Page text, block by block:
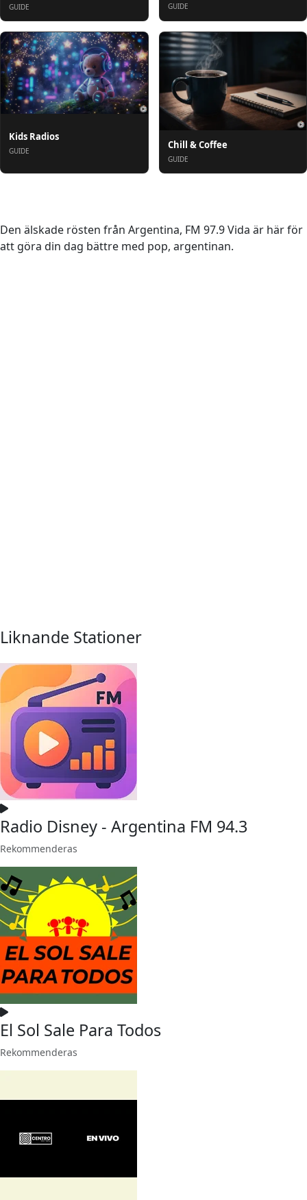
GUIDE GUIDE
Kids Radios
GUIDE
Chill & Coffee
GUIDE
Den älskade rösten från Argentina, FM 97.9 Vida är här för
att göra din dag bättre med pop, argentinan.
Liknande Stationer
Radio Disney - Argentina FM 94.3
Rekommenderas
El Sol Sale Para Todos
Rekommenderas